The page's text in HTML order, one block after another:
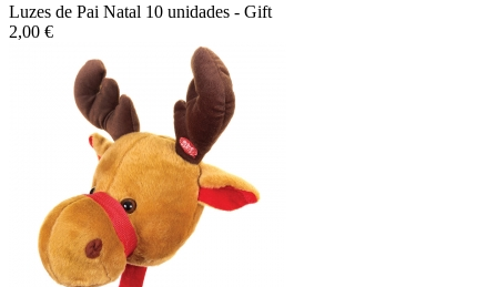
Luzes de Pai Natal 10 unidades - Gift
2,00 €